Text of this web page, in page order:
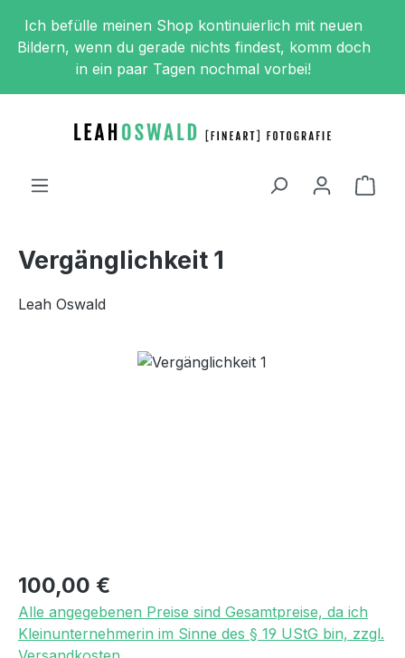
Zum Hauptinhalt springen
Ich befülle meinen Shop kontinuierlich mit neuen
Bildern, wenn du gerade nichts findest, komm doch
in ein paar Tagen nochmal vorbei!
Vergänglichkeit 1
Leah Oswald
Bildergalerie überspringen
Regulärer Preis:
100,00 €
Alle angegebenen Preise sind Gesamtpreise, da ich
Kleinunternehmerin im Sinne des § 19 UStG bin, zzgl.